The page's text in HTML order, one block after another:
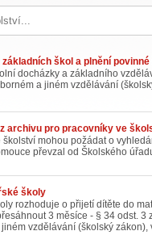
základních škol a plnění
docházky a základního
a jiném vzdělávání
archivu pro pracovníky ve
mohou požádat o
převzal od Školského
školy
rozhoduje o přijetí dítěte do
3 měsíce - § 34 odst.
vzdělávání (školský